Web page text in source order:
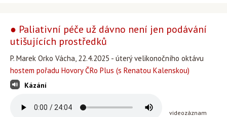
● Paliativní péče už dávno není jen podávání
utišujících prostředků
P. Marek Orko Vácha, 22.4.2025 - úterý velikonočního oktávu
hostem pořadu Hovory ČRo Plus (s Renatou Kalenskou)
Kázání
videozáznam